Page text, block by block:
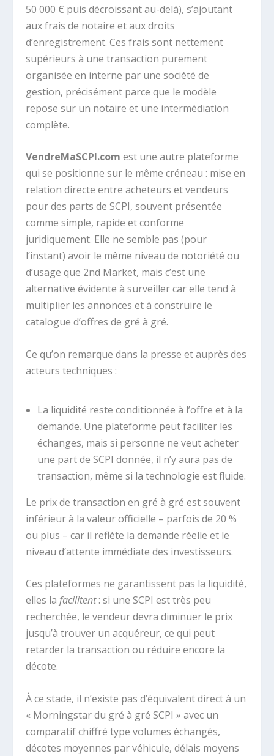
50 000 € puis décroissant au-delà), s’ajoutant
aux frais de notaire et aux droits
d’enregistrement. Ces frais sont nettement
supérieurs à une transaction purement
organisée en interne par une société de
gestion, précisément parce que le modèle
repose sur un notaire et une intermédiation
complète.
VendreMaSCPI.com est une autre plateforme
qui se positionne sur le même créneau : mise en
relation directe entre acheteurs et vendeurs
pour des parts de SCPI, souvent présentée
comme simple, rapide et conforme
juridiquement. Elle ne semble pas (pour
l’instant) avoir le même niveau de notoriété ou
d’usage que 2nd Market, mais c’est une
alternative évidente à surveiller car elle tend à
multiplier les annonces et à construire le
catalogue d’offres de gré à gré.
Ce qu’on remarque dans la presse et auprès des
acteurs techniques :
La liquidité reste conditionnée à l’offre et à la
demande. Une plateforme peut faciliter les
échanges, mais si personne ne veut acheter
une part de SCPI donnée, il n’y aura pas de
transaction, même si la technologie est fluide.
Le prix de transaction en gré à gré est souvent
inférieur à la valeur officielle – parfois de 20 %
ou plus – car il reflète la demande réelle et le
niveau d’attente immédiate des investisseurs.
Ces plateformes ne garantissent pas la liquidité,
elles lafacilitent: si une SCPI est très peu
recherchée, le vendeur devra diminuer le prix
jusqu’à trouver un acquéreur, ce qui peut
retarder la transaction ou réduire encore la
décote.
À ce stade, il n’existe pas d’équivalent direct à un
« Morningstar du gré à gré SCPI » avec un
comparatif chiffré type volumes échangés,
décotes moyennes par véhicule, délais moyens